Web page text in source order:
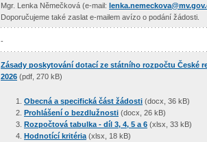
Mgr. Lenka Němečková (e-mail:
Doporučujeme také zaslat e-mailem avízo o podání žádosti.
-
Zásady poskytování dotací ze státního rozpočtu České
2026 (pdf, 270 kB)
Obecná a specifická část žádosti (docx, 36 kB)
Prohlášení o bezdlužnosti (docx, 26 kB)
Rozpočtová tabulka - díl 3, 4, 5 a 6 (xlsx, 33 kB)
Hodnotící kritéria (xlsx, 18 kB)